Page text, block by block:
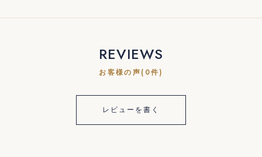
REVIEWS
お客様の声(0件)
レビューを書く